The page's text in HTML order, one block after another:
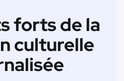
forts de la
culturelle